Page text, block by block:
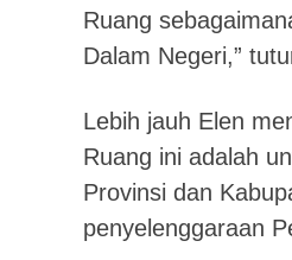
Ruang
Dalam Negeri,”
Lebih jauh Elen
Ruang ini adalah
Provinsi dan
penyelenggaraan